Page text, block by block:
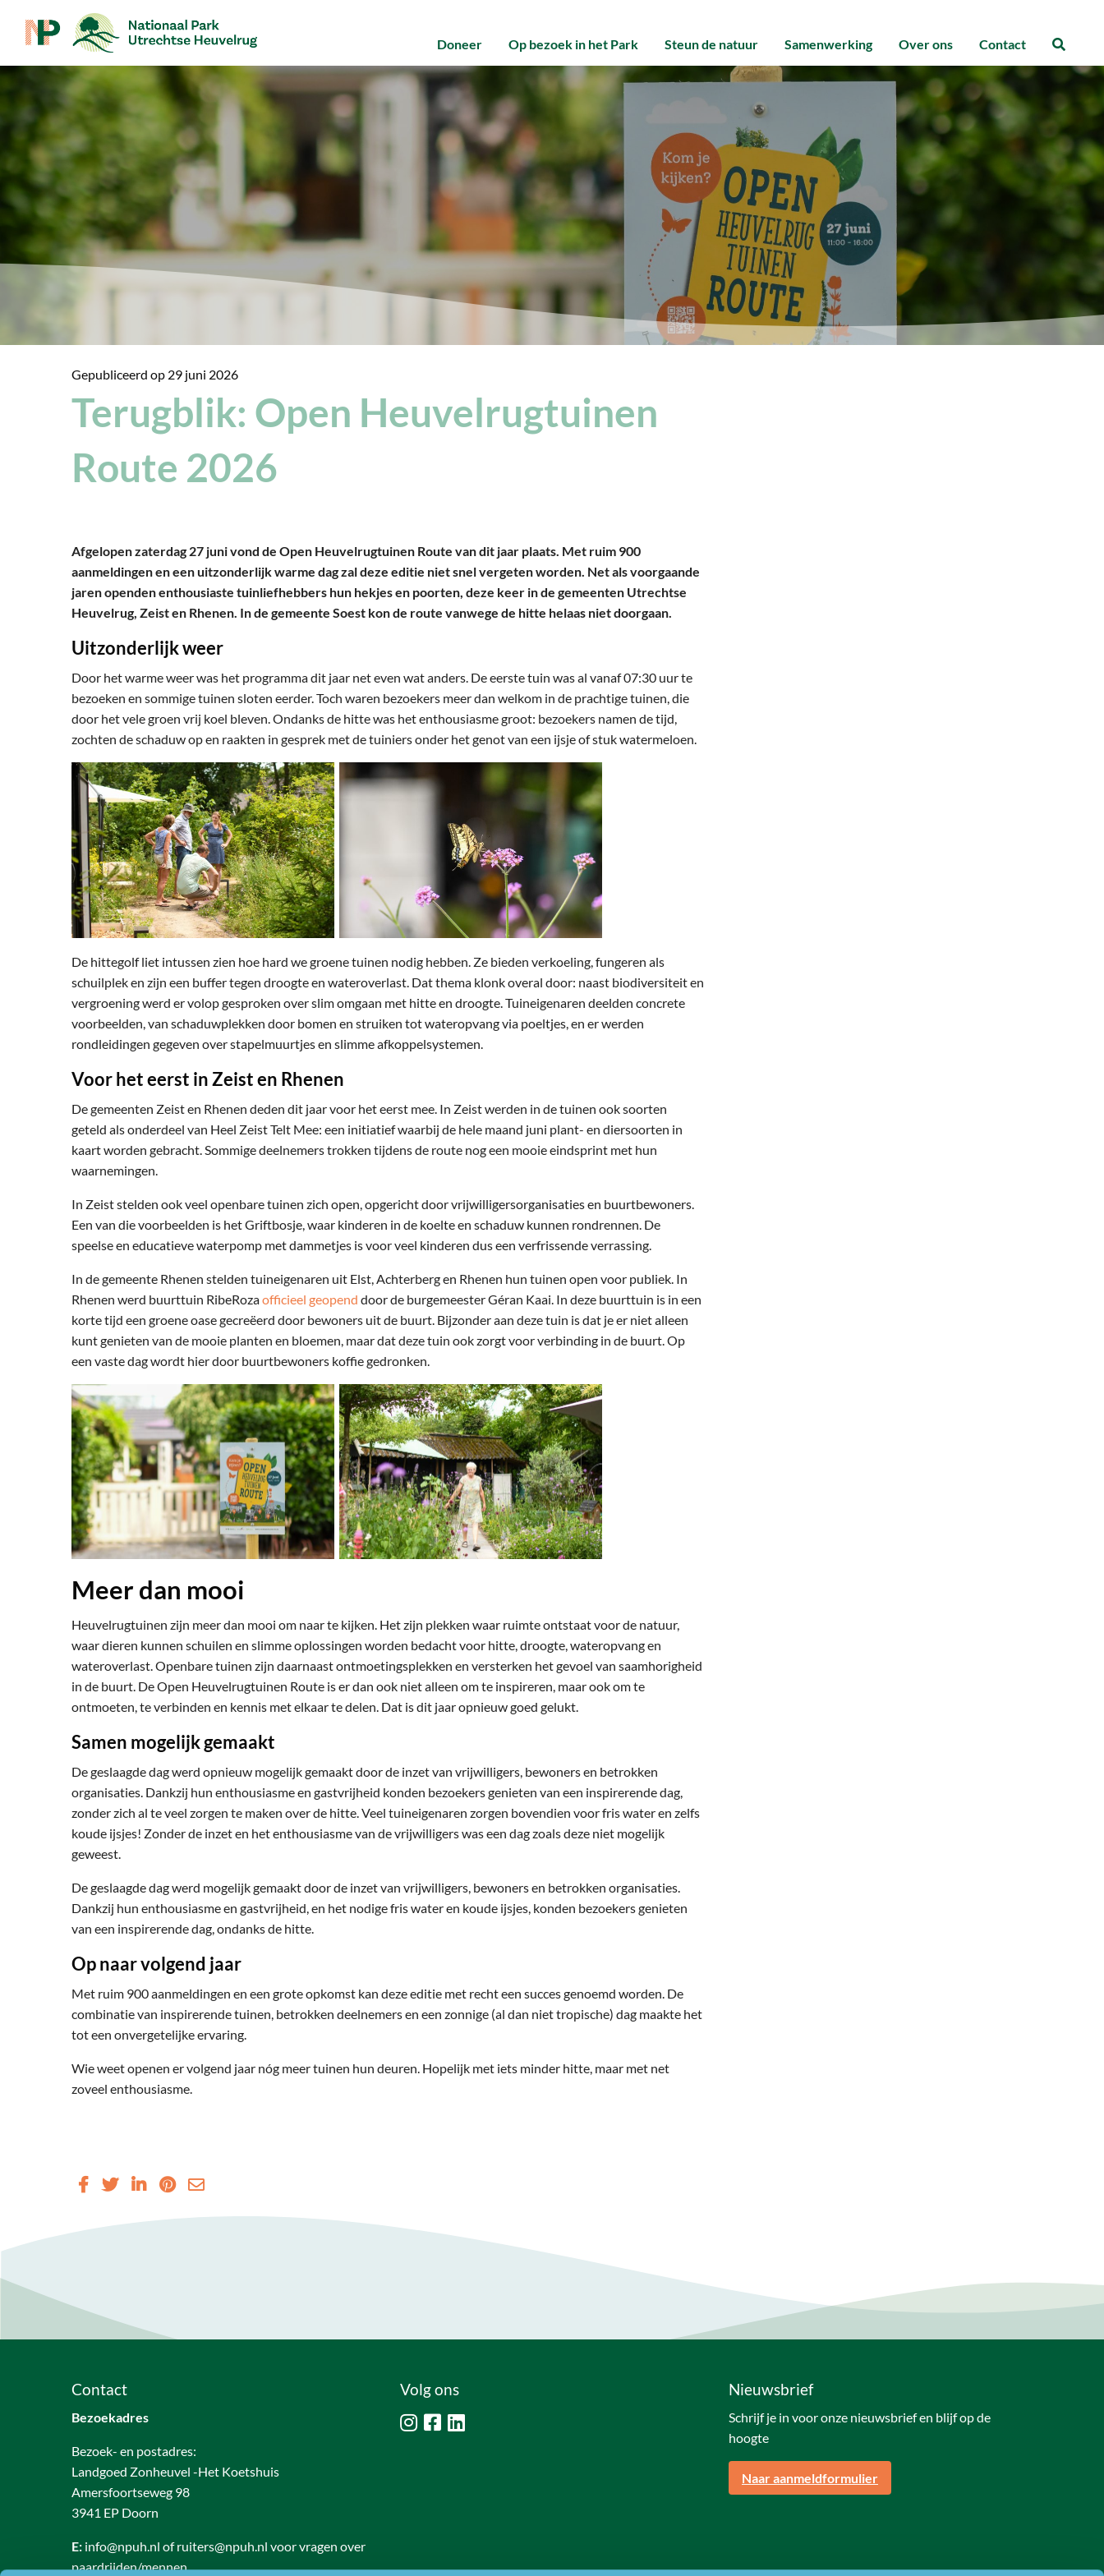
Doneer Op bezoek in het Park Steun de natuur Samenwerking Over ons Contact
Gepubliceerd op 29 juni 2026
Terugblik: Open Heuvelrugtuinen
Route 2026
Afgelopen zaterdag 27 juni vond de Open Heuvelrugtuinen Route van dit jaar plaats. Met ruim 900
aanmeldingen en een uitzonderlijk warme dag zal deze editie niet snel vergeten worden. Net als voorgaande
jaren openden enthousiaste tuinliefhebbers hun hekjes en poorten, deze keer in de gemeenten Utrechtse
Heuvelrug, Zeist en Rhenen. In de gemeente Soest kon de route vanwege de hitte helaas niet doorgaan.
Uitzonderlijk weer
Door het warme weer was het programma dit jaar net even wat anders. De eerste tuin was al vanaf 07:30 uur te
bezoeken en sommige tuinen sloten eerder. Toch waren bezoekers meer dan welkom in de prachtige tuinen, die
door het vele groen vrij koel bleven. Ondanks de hitte was het enthousiasme groot: bezoekers namen de tijd,
zochten de schaduw op en raakten in gesprek met de tuiniers onder het genot van een ijsje of stuk watermeloen.
De hittegolf liet intussen zien hoe hard we groene tuinen nodig hebben. Ze bieden verkoeling, fungeren als
schuilplek en zijn een buffer tegen droogte en wateroverlast. Dat thema klonk overal door: naast biodiversiteit en
vergroening werd er volop gesproken over slim omgaan met hitte en droogte. Tuineigenaren deelden concrete
voorbeelden, van schaduwplekken door bomen en struiken tot wateropvang via poeltjes, en er werden
rondleidingen gegeven over stapelmuurtjes en slimme afkoppelsystemen.
Voor het eerst in Zeist en Rhenen
De gemeenten Zeist en Rhenen deden dit jaar voor het eerst mee. In Zeist werden in de tuinen ook soorten
geteld als onderdeel van Heel Zeist Telt Mee: een initiatief waarbij de hele maand juni plant- en diersoorten in
kaart worden gebracht. Sommige deelnemers trokken tijdens de route nog een mooie eindsprint met hun
waarnemingen.
In Zeist stelden ook veel openbare tuinen zich open, opgericht door vrijwilligersorganisaties en buurtbewoners.
Een van die voorbeelden is het Griftbosje, waar kinderen in de koelte en schaduw kunnen rondrennen. De
speelse en educatieve waterpomp met dammetjes is voor veel kinderen dus een verfrissende verrassing.
In de gemeente Rhenen stelden tuineigenaren uit Elst, Achterberg en Rhenen hun tuinen open voor publiek. In
Rhenen werd buurttuin RibeRozaofficieel geopend door de burgemeester Géran Kaai. In deze buurttuin is in een
korte tijd een groene oase gecreëerd door bewoners uit de buurt. Bijzonder aan deze tuin is dat je er niet alleen
kunt genieten van de mooie planten en bloemen, maar dat deze tuin ook zorgt voor verbinding in de buurt. Op
een vaste dag wordt hier door buurtbewoners koffie gedronken.
Meer dan mooi
Heuvelrugtuinen zijn meer dan mooi om naar te kijken. Het zijn plekken waar ruimte ontstaat voor de natuur,
waar dieren kunnen schuilen en slimme oplossingen worden bedacht voor hitte, droogte, wateropvang en
wateroverlast. Openbare tuinen zijn daarnaast ontmoetingsplekken en versterken het gevoel van saamhorigheid
in de buurt. De Open Heuvelrugtuinen Route is er dan ook niet alleen om te inspireren, maar ook om te
ontmoeten, te verbinden en kennis met elkaar te delen. Dat is dit jaar opnieuw goed gelukt.
Samen mogelijk gemaakt
De geslaagde dag werd opnieuw mogelijk gemaakt door de inzet van vrijwilligers, bewoners en betrokken
organisaties. Dankzij hun enthousiasme en gastvrijheid konden bezoekers genieten van een inspirerende dag,
zonder zich al te veel zorgen te maken over de hitte. Veel tuineigenaren zorgen bovendien voor fris water en zelfs
koude ijsjes! Zonder de inzet en het enthousiasme van de vrijwilligers was een dag zoals deze niet mogelijk
geweest.
De geslaagde dag werd mogelijk gemaakt door de inzet van vrijwilligers, bewoners en betrokken organisaties.
Dankzij hun enthousiasme en gastvrijheid, en het nodige fris water en koude ijsjes, konden bezoekers genieten
van een inspirerende dag, ondanks de hitte.
Op naar volgend jaar
Met ruim 900 aanmeldingen en een grote opkomst kan deze editie met recht een succes genoemd worden. De
combinatie van inspirerende tuinen, betrokken deelnemers en een zonnige (al dan niet tropische) dag maakte het
tot een onvergetelijke ervaring.
Wie weet openen er volgend jaar nóg meer tuinen hun deuren. Hopelijk met iets minder hitte, maar met net
zoveel enthousiasme.
Contact
Bezoekadres
Bezoek- en postadres:
Landgoed Zonheuvel -Het Koetshuis
Amersfoortseweg 98
3941 EP Doorn
E: info@npuh.nl of ruiters@npuh.nl voor vragen over
paardrijden/mennen
Volg ons Nieuwsbrief
Schrijf je in voor onze nieuwsbrief en blijf op de
hoogte
Naar aanmeldformulier